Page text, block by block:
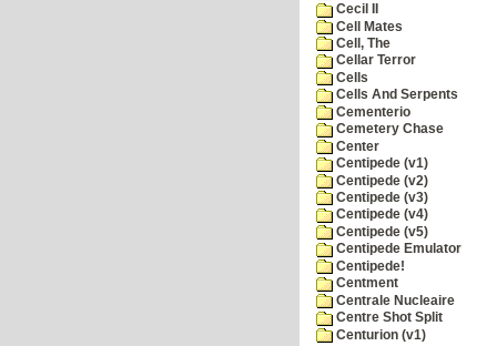
Cecil II
Cell Mates
Cell, The
Cellar Terror
Cells
Cells And Serpents
Cementerio
Cemetery Chase
Center
Centipede (v1)
Centipede (v2)
Centipede (v3)
Centipede (v4)
Centipede (v5)
Centipede Emulator
Centipede!
Centment
Centrale Nucleaire
Centre Shot Split
Centurion (v1)